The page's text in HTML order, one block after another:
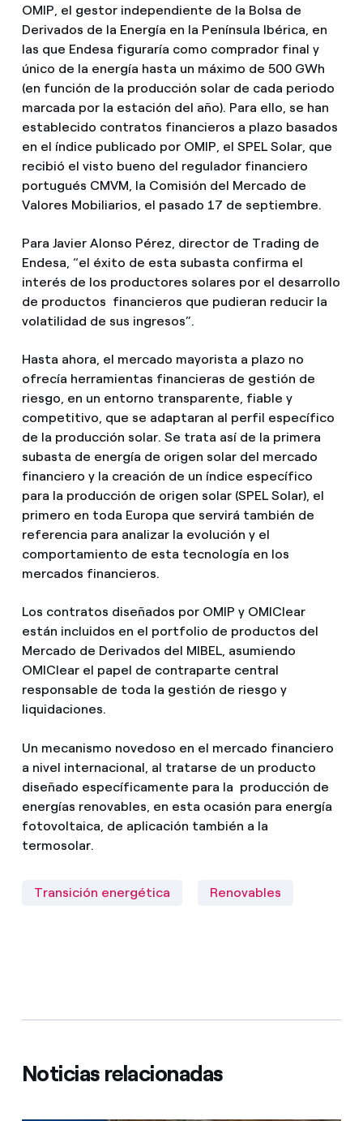
OMIP, el gestor independiente de la Bolsa de
Derivados de la Energía en la Península Ibérica, en
las que Endesa figuraría como comprador final y
único de la energía hasta un máximo de 500 GWh
(en función de la producción solar de cada periodo
marcada por la estación del año). Para ello, se han
establecido contratos financieros a plazo basados
en el índice publicado por OMIP, el SPEL Solar, que
recibió el visto bueno del regulador financiero
portugués CMVM, la Comisión del Mercado de
Valores Mobiliarios, el pasado 17 de septiembre.
Para Javier Alonso Pérez, director de Trading de
Endesa, “el éxito de esta subasta confirma el
interés de los productores solares por el desarrollo
de productos financieros que pudieran reducir la
volatilidad de sus ingresos”.
Hasta ahora, el mercado mayorista a plazo no
ofrecía herramientas financieras de gestión de
riesgo, en un entorno transparente, fiable y
competitivo, que se adaptaran al perfil específico
de la producción solar. Se trata así de la primera
subasta de energía de origen solar del mercado
financiero y la creación de un índice específico
para la producción de origen solar (SPEL Solar), el
primero en toda Europa que servirá también de
referencia para analizar la evolución y el
comportamiento de esta tecnología en los
mercados financieros.
Los contratos diseñados por OMIP y OMIClear
están incluidos en el portfolio de productos del
Mercado de Derivados del MIBEL, asumiendo
OMIClear el papel de contraparte central
responsable de toda la gestión de riesgo y
liquidaciones.
Un mecanismo novedoso en el mercado financiero
a nivel internacional, al tratarse de un producto
diseñado específicamente para la producción de
energías renovables, en esta ocasión para energía
fotovoltaica, de aplicación también a la
termosolar.
Transición energética Renovables
Noticias relacionadas